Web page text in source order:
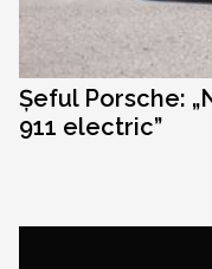
Șeful Porsche:
911 electric”